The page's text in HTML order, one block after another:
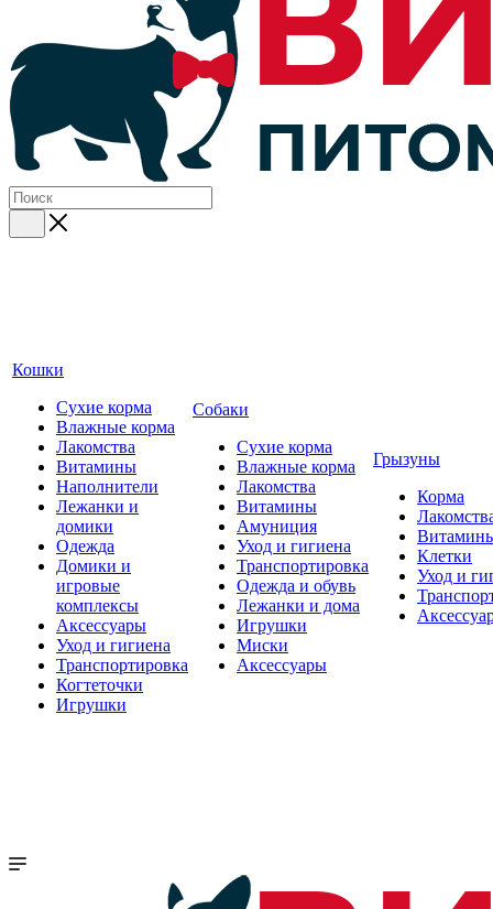
Кошки
Сухие корма
Влажные корма
Лакомства
Витамины
Наполнители
Лежанки и
домики
Одежда
Домики и
игровые
комплексы
Аксессуары
Уход и гигиена
Транспортировка
Когтеточки
Игрушки
Собаки
Сухие корма
Влажные корма
Лакомства
Витамины
Амуниция
Уход и гигиена
Транспортировка
Одежда и обувь
Лежанки и дома
Игрушки
Миски
Аксессуары
Грызуны
Корма
Клетки
Уход и